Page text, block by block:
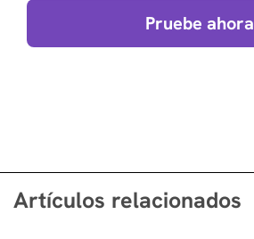
Pruebe ahora
Artículos relacionados